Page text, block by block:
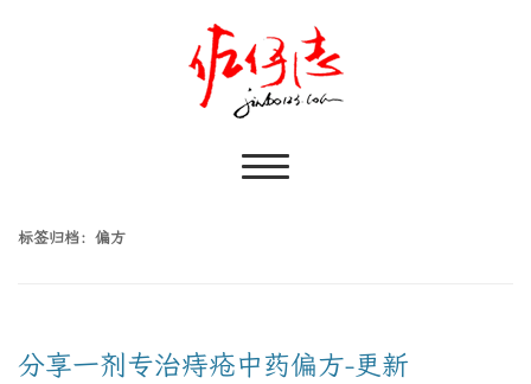
标签归档： 偏方
分享一剂专治痔疮中药偏方-更新